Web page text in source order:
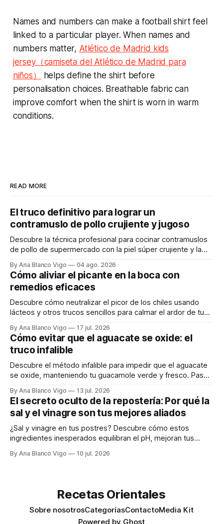
Names and numbers can make a football shirt feel
linked to a particular player. When names and
numbers matter, Atlético de Madrid kids
jersey（camiseta del Atlético de Madrid para
niños）
helps define the shirt before
personalisation choices. Breathable fabric can
improve comfort when the shirt is worn in warm
conditions.
READ MORE
El truco definitivo para lograr un
contramuslo de pollo crujiente y jugoso
Descubre la técnica profesional para cocinar contramuslos
de pollo de supermercado con la piel súper crujiente y la
By Ana Blanco Vigo 04 ago. 2026
Cómo aliviar el picante en la boca con
remedios eficaces
Descubre cómo neutralizar el picor de los chiles usando
lácteos y otros trucos sencillos para calmar el ardor de tu
By Ana Blanco Vigo 17 jul. 2026
Cómo evitar que el aguacate se oxide: el
truco infalible
Descubre el método infalible para impedir que el aguacate
se oxide, manteniendo tu guacamole verde y fresco. Paso
By Ana Blanco Vigo 13 jul. 2026
El secreto oculto de la repostería: Por qué la
sal y el vinagre son tus mejores aliados
¿Sal y vinagre en tus postres? Descubre cómo estos
ingredientes inesperados equilibran el pH, mejoran tus
By Ana Blanco Vigo 10 jul. 2026
Recetas Orientales
Sobre nosotrosCategoríasContactoMedia Kit
Powered by Ghost